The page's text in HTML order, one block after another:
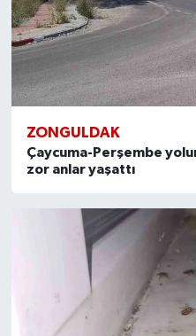
ZONGULDAK
Çaycuma-Perşembe
zor anlar yaşattı
Jandarma
Kadın
KÜLTÜR SANAT
MAGAZİN
POLİTİKA
Sağlık
SİYASET